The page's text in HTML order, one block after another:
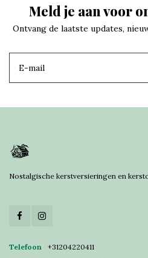
Meld je aan voor
Ontvang de laatste updates,
Nostalgische kerstversieringen en
Telefoon
+31204220411